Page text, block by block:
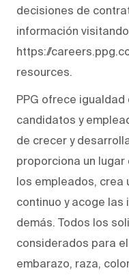
decisiones de
información visitando
https://
resources.
PPG ofrece
candidatos y
de crecer y
proporciona un
los empleados, crea
continuo y acoge las
demás. Todos los
considerados para
embarazo, raza,